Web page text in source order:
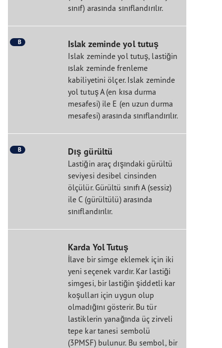
sınıf) arasında sınıflandırılır.
B Islak zeminde yol tutuş
Islak zeminde yol tutuş, lastiğin
ıslak zeminde frenleme
kabiliyetini ölçer. Islak zeminde
yol tutuş A (en kısa durma
mesafesi) ile E (en uzun durma
mesafesi) arasında sınıflandırılır.
B Dış gürültü
Lastiğin araç dışındaki gürültü
seviyesi desibel cinsinden
ölçülür. Gürültü sınıfı A (sessiz)
ile C (gürültülü) arasında
sınıflandırılır.
Karda Yol Tutuş
İlave bir simge eklemek için iki
yeni seçenek vardır. Kar lastiği
simgesi, bir lastiğin şiddetli kar
koşulları için uygun olup
olmadığını gösterir. Bu tür
lastiklerin yanağında üç zirveli
tepe kar tanesi sembolü
(3PMSF) bulunur. Bu sembol, bir